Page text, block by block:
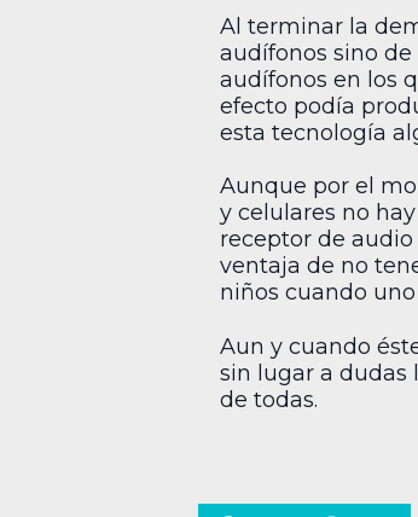
Al terminar la
audífonos sino
audífonos en los
efecto podía
esta tecnología
Aunque por el
y celulares no
receptor de audio
ventaja de no
niños cuando
Aun y cuando
sin lugar a dudas
de todas.